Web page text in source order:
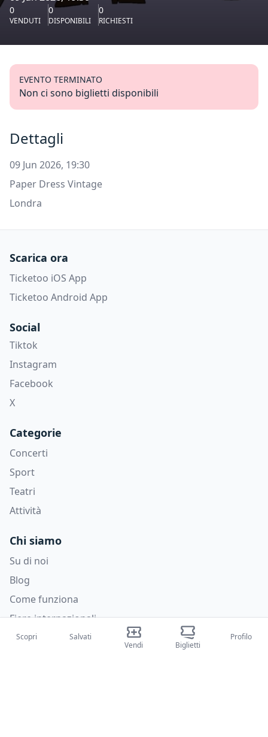
0
VENDUTI
0
DISPONIBILI
0
RICHIESTI
EVENTO TERMINATO
Non ci sono biglietti disponibili
Dettagli
09 Jun 2026, 19:30
Paper Dress Vintage
Londra
Scarica ora
Ticketoo iOS App
Ticketoo Android App
Social
Tiktok
Instagram
Facebook
X
Categorie
Concerti
Sport
Teatri
Attività
Chi siamo
Su di noi
Blog
Come funziona
Fiere internazionali
Creator Program
Scopri
Salvati
Vendi
Biglietti
Profilo